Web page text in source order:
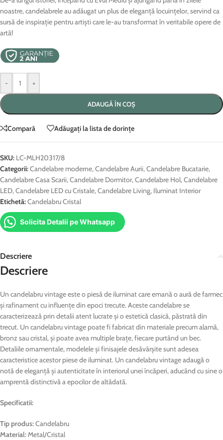
noastre, candelabrele au adăugat un plus de eleganță locuințelor, servind ca
sursă de inspirație pentru artiști care le-au transformat în veritabile opere de
artă!
- +
ADAUGĂ ÎN COȘ
Compară Adăugați la lista de dorințe
SKU: LC-MLH20317/8
Categorii:Candelabre moderne,Candelabre Aurii,Candelabre Bucatarie,
Candelabre Casa Scarii,Candelabre Dormitor,Candelabre Hol,Candelabre
LED,Candelabre LED cu Cristale,Candelabre Living, Iluminat Interior
Etichetă:Candelabru Cristal
Solicita Detalii pe Whatsapp
Descriere
Descriere
Un candelabru vintage este o piesă de iluminat care emană o aură de farmec
și rafinament cu influențe din epoci trecute. Aceste candelabre se
caracterizează prin detalii atent lucrate și o estetică clasică, păstrată din
trecut. Un candelabru vintage poate fi fabricat din materiale precum alamă,
bronz sau cristal, și poate avea multiple brațe, fiecare purtând un bec.
Detaliile ornamentale, modelele și finisajele desăvârșite sunt adesea
caracteristice acestor piese de iluminat. Un candelabru vintage adaugă o
notă de eleganță și autenticitate în interiorul unei încăperi, aducând cu sine o
amprentă distinctivă a epocilor de altădată.
Specificatii:
Tip produs:Candelabru
Material:Metal/Cristal